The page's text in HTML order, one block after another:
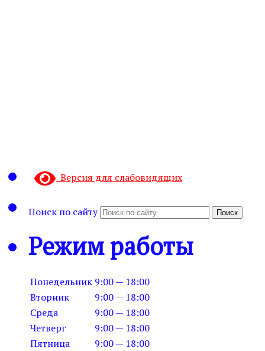
Версия для слабовидящих
Поиск по сайту Поиск
Режим работы
Понедельник 9:00 — 18:00
Вторник
9:00 — 18:00
Среда
9:00 — 18:00
Четверг
9:00 — 18:00
Пятница
9:00 — 18:00